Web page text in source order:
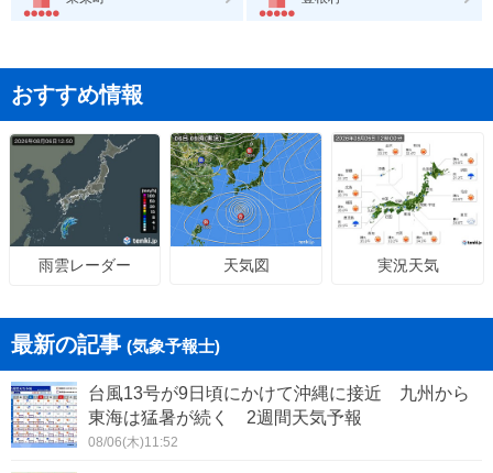
おすすめ情報
雨雲レーダー 天気図 実況天気
最新の記事 (気象予報士)
台風13号が9日頃にかけて沖縄に接近 九州から
東海は猛暑が続く 2週間天気予報
08/06(木)11:52